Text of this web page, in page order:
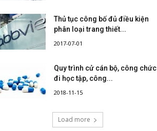
Thủ tục công bố đủ điều kiện
phân loại trang thiết...
2017-07-01
Quy trình cử cán bộ, công chức
đi học tập, công...
2018-11-15
Load more